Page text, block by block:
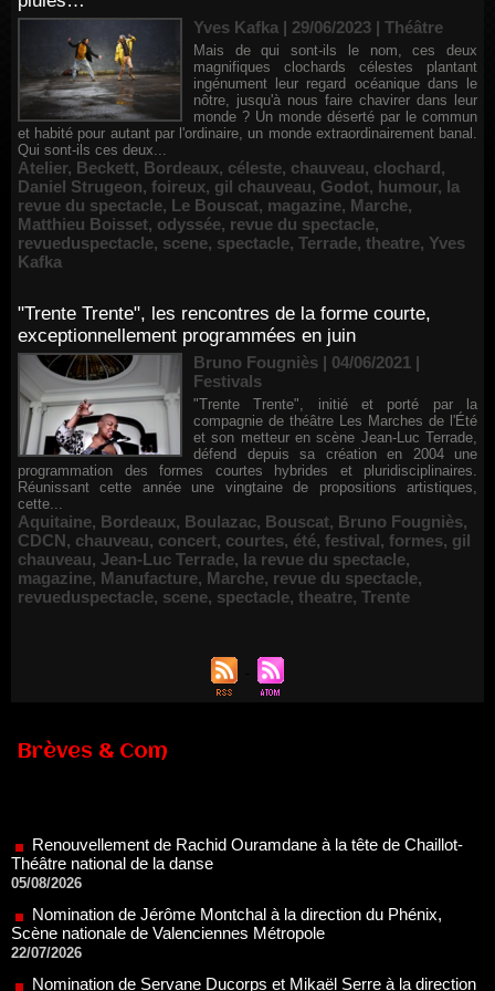
Yves Kafka | 29/06/2023 | Théâtre
Mais de qui sont-ils le nom, ces deux
magnifiques clochards célestes plantant
ingénument leur regard océanique dans le
nôtre, jusqu'à nous faire chavirer dans leur
monde ? Un monde déserté par le commun
et habité pour autant par l'ordinaire, un monde extraordinairement banal.
Qui sont-ils ces deux...
Atelier, Beckett, Bordeaux, céleste, chauveau, clochard,
Daniel Strugeon, foireux, gil chauveau, Godot, humour, la
revue du spectacle, Le Bouscat, magazine, Marche,
Matthieu Boisset, odyssée, revue du spectacle,
revueduspectacle, scene, spectacle, Terrade, theatre, Yves
Kafka
"Trente Trente", les rencontres de la forme courte,
exceptionnellement programmées en juin
Bruno Fougniès | 04/06/2021 |
Festivals
"Trente Trente", initié et porté par la
compagnie de théâtre Les Marches de l'Été
et son metteur en scène Jean-Luc Terrade,
défend depuis sa création en 2004 une
programmation des formes courtes hybrides et pluridisciplinaires.
Réunissant cette année une vingtaine de propositions artistiques,
cette...
Aquitaine, Bordeaux, Boulazac, Bouscat, Bruno Fougniès,
CDCN, chauveau, concert, courtes, été, festival, formes, gil
chauveau, Jean-Luc Terrade, la revue du spectacle,
magazine, Manufacture, Marche, revue du spectacle,
revueduspectacle, scene, spectacle, theatre, Trente
Brèves & Com
05/08/2026
Nomination de Jérôme Montchal à la direction du Phénix,
Scène nationale de Valenciennes Métropole
22/07/2026
Nomination de Servane Ducorps et Mikaël Serre à la direction
de la Comédie de Colmar - Centre Dramatique National Grand
Est Alsace